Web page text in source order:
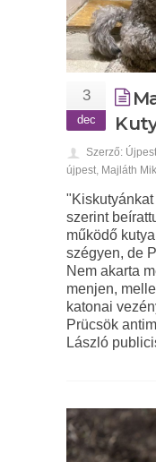
3
dec
Szerző:
újpest Majláth
szerint
működő
szégyen, de
Nem akarta
menjen,
katonai
Prücsök
László